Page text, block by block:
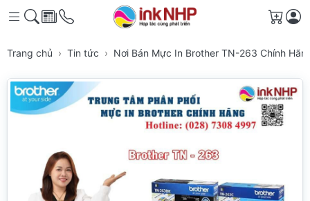
Giỏ
Trang chủ Tin tức Nơi Bán Mực In Brother TN-263 Chính